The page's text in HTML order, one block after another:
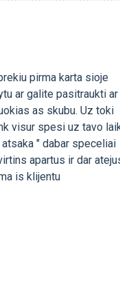
pirma karta sioje
ar galite pasitraukti
as skubu. Uz toki
visur spesi uz tavo
" dabar speceliai
apartus ir dar
is klijentu